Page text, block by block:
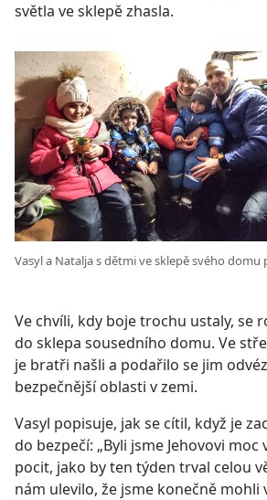
světla ve sklepě zhasla.
Vasyl a Natalja s dětmi ve sklepě svého domu
Ve chvíli, kdy boje trochu ustaly, se
do sklepa sousedního domu. Ve
je bratři našli a podařilo se jim
bezpečnější oblasti v zemi.
Vasyl popisuje, jak se cítil, když je
do bezpečí: „Byli jsme Jehovovi moc
pocit, jako by ten týden trval celou
nám ulevilo, že jsme konečně mohli